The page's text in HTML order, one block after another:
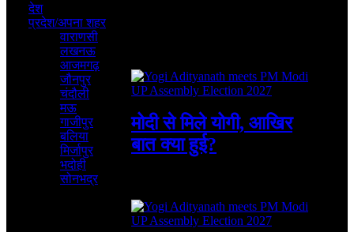
देश
प्रदेश/अपना शहर
वाराणसी
लखनऊ
आजमगढ़
जौनपुर
चंदौली
मऊ
गाजीपुर
बलिया
मिर्जापुर
भदोही
सोनभद्र
मोदी से मिले योगी, आखिर
बात क्या हुई?